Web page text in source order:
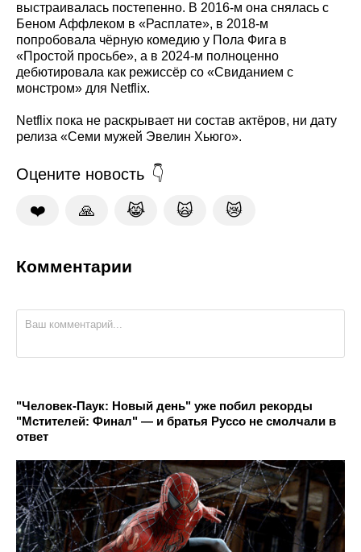
выстраивалась постепенно. В 2016‑м она снялась с
Беном Аффлеком в «Расплате», в 2018‑м
попробовала чёрную комедию у Пола Фига в
«Простой просьбе», а в 2024‑м полноценно
дебютировала как режиссёр со «Свиданием с
монстром» для Netflix.
Netflix пока не раскрывает ни состав актёров, ни дату
релиза «Семи мужей Эвелин Хьюго».
Оцените новость
❤️ 🙏 😹 🙀 😿
Комментарии
"Человек-Паук: Новый день" уже побил рекорды
"Мстителей: Финал" — и братья Руссо не смолчали в
ответ